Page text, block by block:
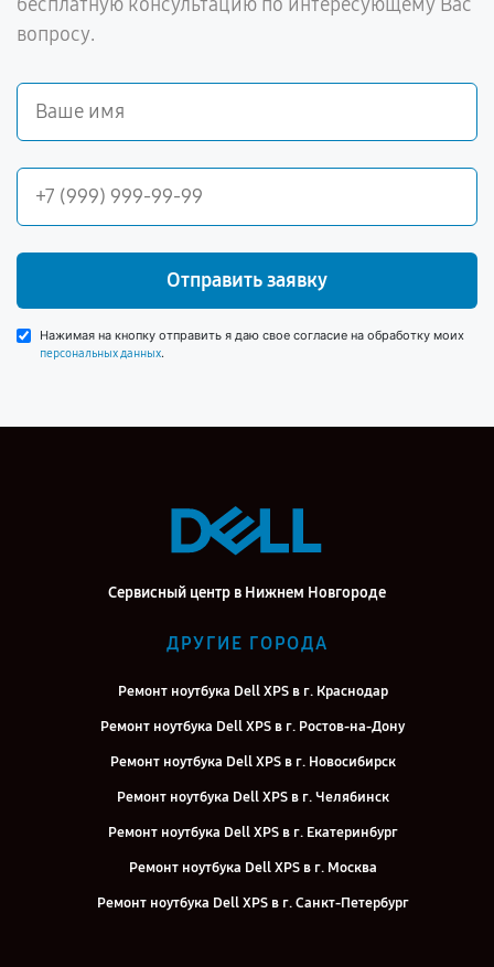
вопросу.
Отправить заявку
Нажимая на кнопку отправить я даю свое согласие на обработку моих
персональных данных.
Сервисный центр в Нижнем Новгороде
ДРУГИЕ ГОРОДА
Ремонт ноутбука Dell XPS в г. Краснодар
Ремонт ноутбука Dell XPS в г. Ростов-на-Дону
Ремонт ноутбука Dell XPS в г. Новосибирск
Ремонт ноутбука Dell XPS в г. Челябинск
Ремонт ноутбука Dell XPS в г. Екатеринбург
Ремонт ноутбука Dell XPS в г. Москва
Ремонт ноутбука Dell XPS в г. Санкт-Петербург